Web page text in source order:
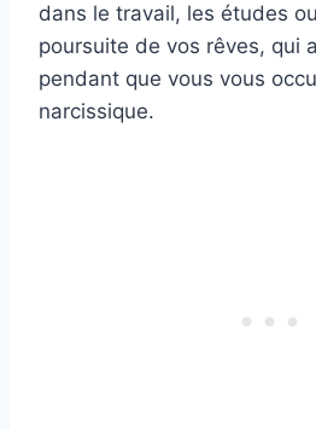
dans le travail, les études
poursuite de vos rêves, qui
pendant que vous vous
narcissique.